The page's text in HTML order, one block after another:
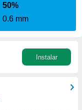
50%
0.6 mm
Instalar